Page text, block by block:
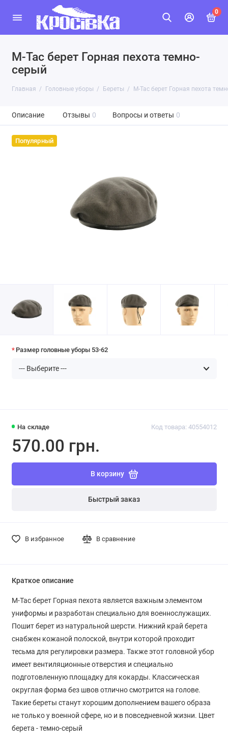
0
M-Tac берет Горная пехота темно-
серый
Главная Головные уборы Береты M-Tac берет Горная пехота
Описание Отзывы 0 Вопросы и ответы 0
Популярный
На складе Код товара: 40554012
570.00 грн.
В корзину
Быстрый заказ
В избранное В сравнение
Размер головные уборы 53-62
Краткое описание
M-Tac берет Горная пехота является важным элементом
униформы и разработан специально для военнослужащих.
Пошит берет из натуральной шерсти. Нижний край берета
снабжен кожаной полоской, внутри которой проходит
тесьма для регулировки размера. Также этот головной убор
имеет вентиляционные отверстия и специально
подготовленную площадку для кокарды. Классическая
округлая форма без швов отлично смотрится на голове.
Такие береты станут хорошим дополнением вашего образа
не только у военной сфере, но и в повседневной жизни. Цвет
берета - темно-серый